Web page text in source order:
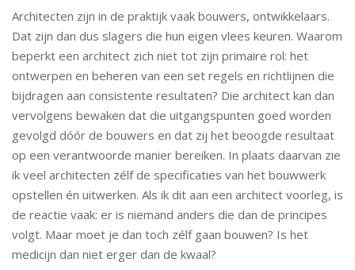
Architecten zijn in de praktijk vaak bouwers, ontwikkelaars.
Dat zijn dan dus slagers die hun eigen vlees keuren. Waarom
beperkt een architect zich niet tot zijn primaire rol: het
ontwerpen en beheren van een set regels en richtlijnen die
bijdragen aan consistente resultaten? Die architect kan dan
vervolgens bewaken dat die uitgangspunten goed worden
gevolgd dóór de bouwers en dat zij het beoogde resultaat
op een verantwoorde manier bereiken. In plaats daarvan zie
ik veel architecten zélf de specificaties van het bouwwerk
opstellen én uitwerken. Als ik dit aan een architect voorleg, is
de reactie vaak: er is niemand anders die dan de principes
volgt. Maar moet je dan toch zélf gaan bouwen? Is het
medicijn dan niet erger dan de kwaal?